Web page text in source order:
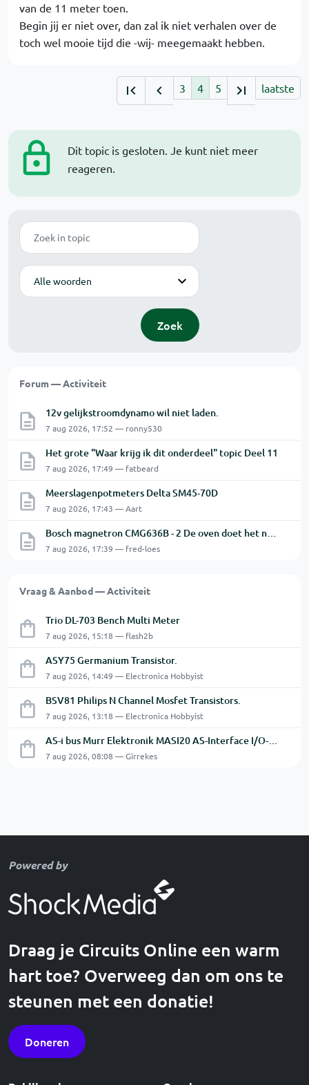
Dit topic is gesloten. Je kunt niet meer
reageren.
Zoek
Modus
Zoek
Forum — Activiteit
12v gelijkstroomdynamo wil niet laden.
7 aug 2026, 17:52 — ronny530
Het grote "Waar krijg ik dit onderdeel" topic Deel 11
7 aug 2026, 17:49 — fatbeard
Meerslagenpotmeters Delta SM45-70D
7 aug 2026, 17:43 — Aart
Bosch magnetron CMG636B - 2 De oven doet het niet goed.
7 aug 2026, 17:39 — fred-loes
Vraag & Aanbod — Activiteit
Trio DL-703 Bench Multi Meter
7 aug 2026, 15:18 — flash2b
ASY75 Germanium Transistor.
7 aug 2026, 14:49 — Electronica Hobbyist
BSV81 Philips N Channel Mosfet Transistors.
7 aug 2026, 13:18 — Electronica Hobbyist
AS-i bus Murr Elektronik MASI20 AS-Interface I/O-module 56440
7 aug 2026, 08:08 — Girrekes
van de 11 meter toen.
Begin jij er niet over, dan zal ik niet verhalen over de
toch wel mooie tijd die -wij- meegemaakt hebben.
3 4 5 laatste
Powered by
Draag je Circuits Online een warm
hart toe? Overweeg dan om ons te
steunen met een donatie!
Doneren